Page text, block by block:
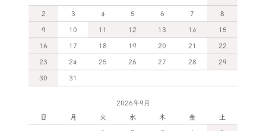
2 3 4 5 6 7 8
9 10 11 12 13 14 15
16 17 18 19 20 21 22
23 24 25 26 27 28 29
30 31
2026年9月
日 月 火 水 木 金 土